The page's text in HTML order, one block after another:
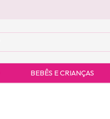
BEBÊS E CRIANÇAS